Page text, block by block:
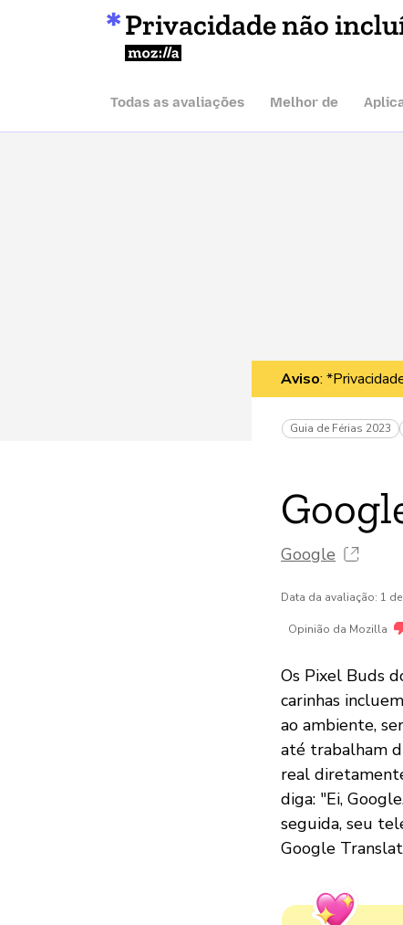
Privacidade não
Mozilla
Todas as avaliações Melhor de
Aviso:
Guia de Férias 2023
Google
Data da avaliação: 1
Opinião da Mozilla
Os Pixel Buds
carinhas
ao ambiente,
até trabalham
real
diga: "Ei,
seguida, seu
Google